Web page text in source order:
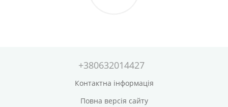
+380632014427
Контактна інформація
Повна версія сайту